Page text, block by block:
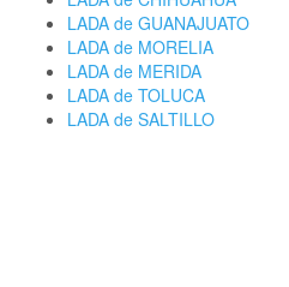
LADA de GUANAJUATO
LADA de MORELIA
LADA de MERIDA
LADA de TOLUCA
LADA de SALTILLO